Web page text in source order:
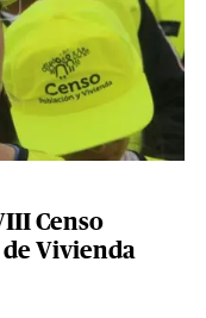
Censo
Vivienda